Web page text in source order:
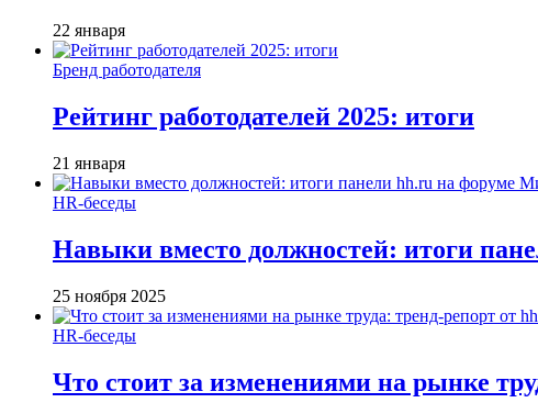
22 января
Бренд работодателя
Рейтинг работодателей 2025: итоги
21 января
HR-беседы
Навыки вместо должностей: итоги
25 ноября 2025
HR-беседы
Что стоит за изменениями на рынке